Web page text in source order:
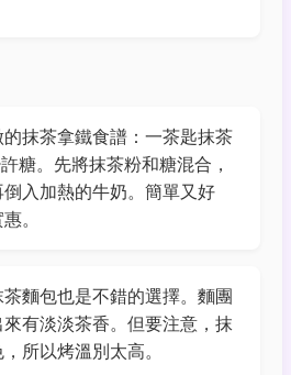
抹茶拿鐵食譜：一茶匙抹茶
糖。先將抹茶粉和糖混合，
入加熱的牛奶。簡單又好
。
麵包也是不錯的選擇。麵團
有淡淡茶香。但要注意，抹
所以烤溫別太高。